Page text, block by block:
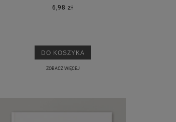
6,98 zł
DO KOSZYKA
ZOBACZ WIĘCEJ